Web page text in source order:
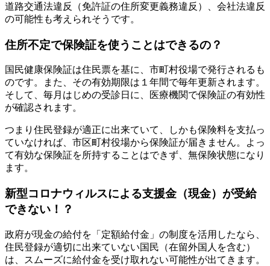
道路交通法違反（免許証の住所変更義務違反）、会社法違反
の可能性も考えられそうです。
住所不定で保険証を使うことはできるの？
国民健康保険証は住民票を基に、市町村役場で発行されるも
のです。また、その有効期限は１年間で毎年更新されます。
そして、毎月はじめの受診日に、医療機関で保険証の有効性
が確認されます。
つまり住民登録が適正に出来ていて、しかも保険料を支払っ
ていなければ、市区町村役場から保険証が届きません。よっ
て有効な保険証を所持することはできず、無保険状態になり
ます。
新型コロナウィルスによる支援金（現金）が受給
できない！？
政府が現金の給付を「定額給付金」の制度を活用したなら、
住民登録が適切に出来ていない国民（在留外国人を含む）
は、スムーズに給付金を受け取れない可能性が出てきます。